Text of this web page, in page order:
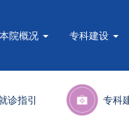
本院概况 专科建设
诊指引 专科